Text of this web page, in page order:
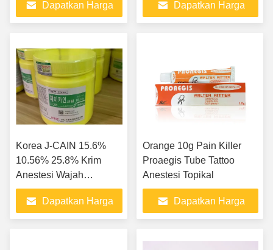
Dapatkan Harga
Dapatkan Harga
Korea J-CAIN 15.6%
10.56% 25.8% Krim
Anestesi Wajah
500g/pcs
Dapatkan Harga
Orange 10g Pain Killer
Proaegis Tube Tattoo
Anestesi Topikal
Dapatkan Harga